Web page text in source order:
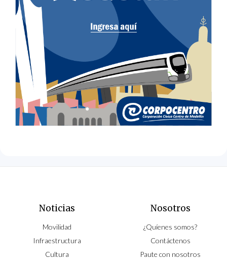
Noticias
Movilidad
Infraestructura
Cultura
Nosotros
¿Quíenes somos?
Contáctenos
Paute con nosotros